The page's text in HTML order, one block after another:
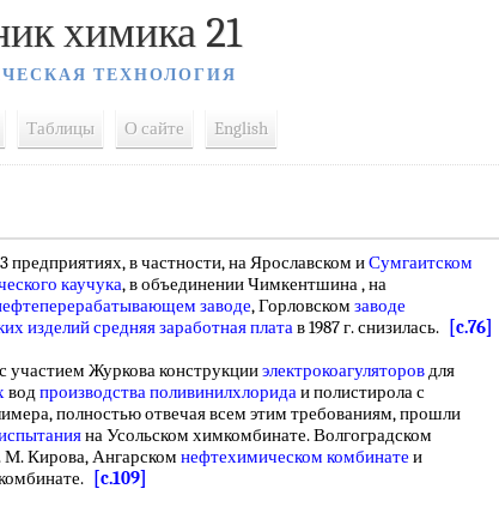
химика 21
ТЕХНОЛОГИЯ
Таблицы О сайте English
в частности, на Ярославском иСумгаитском
каучука, в объединении Чимкентшина , на
заводе, Горловском заводе
изделийсредняя заработная платав 1987 г. снизилась.
[c.76]
Журкова конструкцииэлектрокоагуляторовдля
водпроизводства поливинилхлоридаи полистирола с
полностью отвечая всем этим требованиям, прошли
на Усольском химкомбинате. Волгоградском
М. Кирова, Ангарском нефтехимическом комбинате и
[c.109]